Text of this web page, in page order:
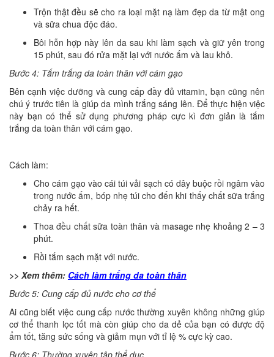
Trộn thật đều sẽ cho ra loại mặt nạ làm đẹp da từ mật ong
và sữa chua độc đáo.
Bôi hỗn hợp này lên da sau khi làm sạch và giữ yên trong
15 phút, sau đó rửa mặt lại với nước ấm và lau khô.
Bước 4: Tắm trắng da toàn thân với cám gạo
Bên cạnh việc dưỡng và cung cấp đầy đủ vitamin, bạn cũng nên
chú ý trước tiên là giúp da mình trắng sáng lên. Để thực hiện việc
này bạn có thể sử dụng phương pháp cực kì đơn giản là tắm
trắng da toàn thân với cám gạo.
Cách làm:
Cho cám gạo vào cái túi vải sạch có dây buộc rồi ngâm vào
trong nước ấm, bóp nhẹ túi cho đến khi thấy chất sữa trắng
chảy ra hết.
Thoa đều chất sữa toàn thân và masage nhẹ khoảng 2 – 3
phút.
Rồi tắm sạch mặt với nước.
>> Xem thêm: Cách làm trắng da toàn thân
Bước 5: Cung cấp đủ nước cho cơ thể
Ai cũng biết việc cung cấp nước thường xuyên không những giúp
cơ thể thanh lọc tốt mà còn giúp cho da dẻ của bạn có được độ
ẩm tốt, tăng sức sống và giảm mụn với tỉ lệ % cực kỳ cao.
Bước 6: Thường xuyên tâp thể dục